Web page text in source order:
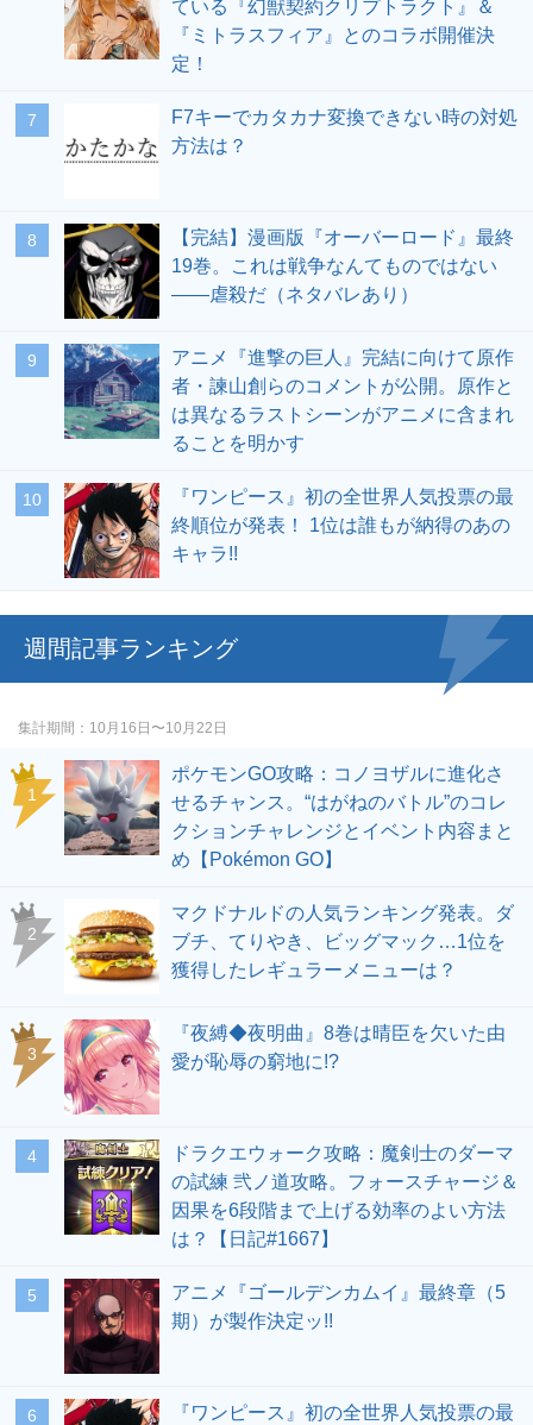
ている『幻獣契約クリプトラクト』＆
『ミトラスフィア』とのコラボ開催決
定！
F7キーでカタカナ変換できない時の対処
方法は？
【完結】漫画版『オーバーロード』最終
19巻。これは戦争なんてものではない
――虐殺だ（ネタバレあり）
アニメ『進撃の巨人』完結に向けて原作
者・諫山創らのコメントが公開。原作と
は異なるラストシーンがアニメに含まれ
ることを明かす
『ワンピース』初の全世界人気投票の最
終順位が発表！ 1位は誰もが納得のあの
キャラ!!
週間記事ランキング
集計期間 10月16日〜10月22日
ポケモンGO攻略：コノヨザルに進化さ
せるチャンス。“はがねのバトル”のコレ
クションチャレンジとイベント内容まと
め【Pokémon GO】
マクドナルドの人気ランキング発表。ダ
ブチ、てりやき、ビッグマック…1位を
獲得したレギュラーメニューは？
『夜縛◆夜明曲』8巻は晴臣を欠いた由
愛が恥辱の窮地に!?
ドラクエウォーク攻略：魔剣士のダーマ
の試練 弐ノ道攻略。フォースチャージ＆
因果を6段階まで上げる効率のよい方法
は？【日記#1667】
アニメ『ゴールデンカムイ』最終章（5
期）が製作決定ッ!!
『ワンピース』初の全世界人気投票の最